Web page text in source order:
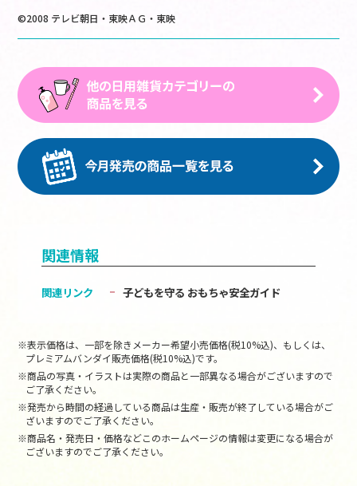
©2008 テレビ朝日・東映ＡＧ・東映
関連情報
関連リンク 子どもを守る おもちゃ安全ガイド
※表示価格は、一部を除きメーカー希望小売価格(税10%込)、もしくは、
プレミアムバンダイ販売価格(税10%込)です。
※商品の写真・イラストは実際の商品と一部異なる場合がございますので
ご了承ください。
※発売から時間の経過している商品は生産・販売が終了している場合がご
ざいますのでご了承ください。
※商品名・発売日・価格などこのホームページの情報は変更になる場合が
ございますのでご了承ください。